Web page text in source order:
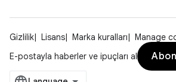
Gizlilik Lisans Marka kuralları
Manage
E-postayla haberler ve ipuçları al